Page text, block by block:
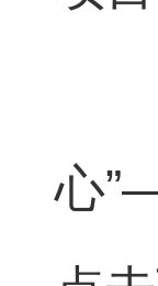
心